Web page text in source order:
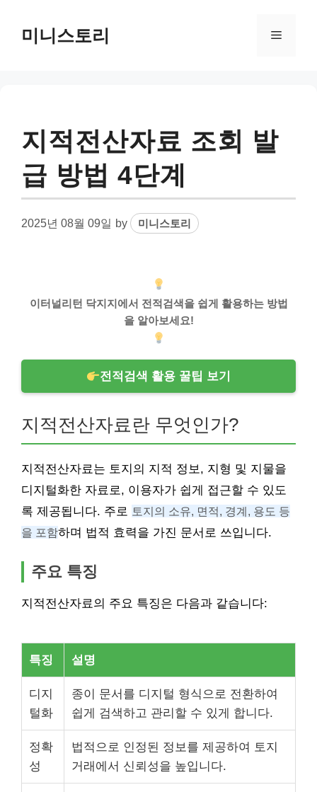
content미니스토리 Menu
지적전산자료 조회 발
급 방법 4단계
2025년 08월 09일 by 미니스토리
이터널리턴 닥지지에서 전적검색을 쉽게 활용하는 방법
을 알아보세요!
전적검색 활용 꿀팁 보기
지적전산자료란 무엇인가?
지적전산자료는 토지의 지적 정보, 지형 및 지물을
디지털화한 자료로, 이용자가 쉽게 접근할 수 있도
록 제공됩니다. 주로 토지의 소유, 면적, 경계, 용도 등
을 포함하며 법적 효력을 가진 문서로 쓰입니다.
주요 특징
지적전산자료의 주요 특징은 다음과 같습니다:
특징 설명
디지
털화
종이 문서를 디지털 형식으로 전환하여
쉽게 검색하고 관리할 수 있게 합니다.
정확
성
법적으로 인정된 정보를 제공하여 토지
거래에서 신뢰성을 높입니다.